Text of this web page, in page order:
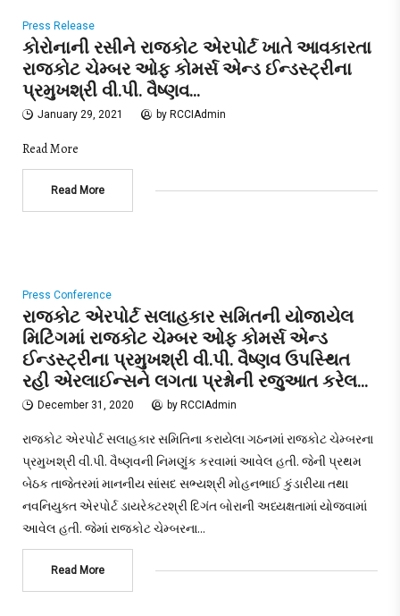
Press Release
કોરોનાની રસીને રાજકોટ એરપોર્ટ ખાતે આવકારતા
રાજકોટ ચેમ્બર ઓફ કોમર્સ એન્ડ ઈન્ડસ્ટ્રીના
પ્રમુખશ્રી વી.પી. વૈષ્ણવ…
January 29, 2021 by RCCIAdmin
Read More
Read More
Press Conference
રાજકોટ એરપોર્ટ સલાહકાર સમિતની યોજાયેલ
મિટિંગમાં રાજકોટ ચેમ્બર ઓફ કોમર્સ એન્ડ
ઈન્ડસ્ટ્રીના પ્રમુખશ્રી વી.પી. વૈષ્ણવ ઉપસ્થિત
રહી એરલાઈન્સને લગતા પ્રશ્નોની રજુઆત કરેલ…
December 31, 2020 by RCCIAdmin
રાજકોટ એરપોર્ટ સલાહકાર સમિતિના કરાયેલા ગઠનમાં રાજકોટ ચેમ્બરના
પ્રમુખશ્રી વી.પી. વૈષ્ણવની નિમણુંક કરવામાં આવેલ હતી. જેની પ્રથમ
બેઠક તાજેતરમાં માનનીય સાંસદ સભ્યશ્રી મોહનભાઈ કુંડારીયા તથા
નવનિયુક્ત એરપોર્ટ ડાયરેક્ટરશ્રી દિગંત બોરાની અધ્યક્ષતામાં યોજવામાં
આવેલ હતી. જેમાં રાજકોટ ચેમ્બરના…
Read More